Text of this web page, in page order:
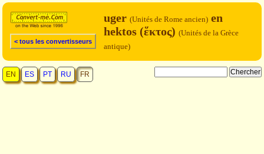
< tous les convertisseurs
uger (Unités de Rome ancien) en
hektos (ἕκτος) (Unités de la Grèce
antique)
EN ES PT RU FR